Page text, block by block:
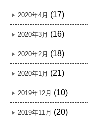
2020年4月 (17)
2020年3月 (16)
2020年2月 (18)
2020年1月 (21)
2019年12月 (10)
2019年11月 (20)